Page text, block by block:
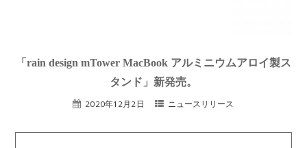
「rain design mTower MacBook アルミニウムアロイ製ス
タンド」新発売。
2020年12月2日 ニュースリリース